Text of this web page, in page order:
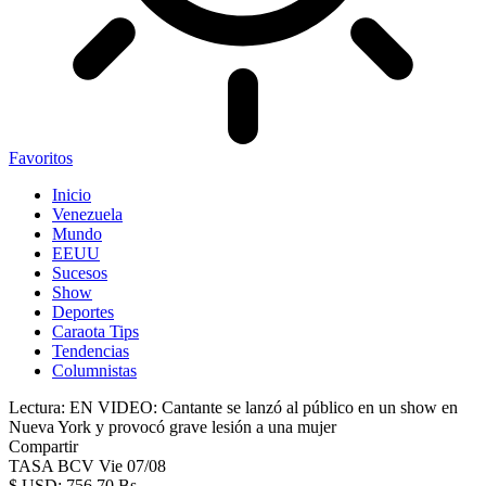
Favoritos
Inicio
Venezuela
Mundo
EEUU
Sucesos
Show
Deportes
Caraota Tips
Tendencias
Columnistas
Lectura: EN VIDEO: Cantante se lanzó al público en un show en
Nueva York y provocó grave lesión a una mujer
Compartir
TASA BCV Vie 07/08